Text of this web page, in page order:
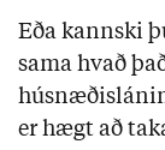
Eða kannski
sama hvað
er hægt að